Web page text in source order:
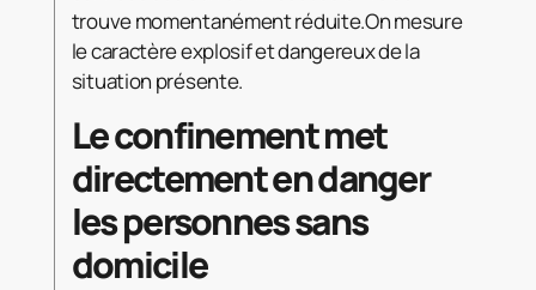
trouve momentanément réduite.On mesure
le caractère explosif et dangereux de la
situation présente.
Le confinement met
directement en danger
les personnes sans
domicile